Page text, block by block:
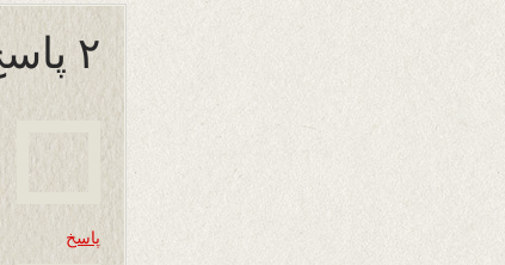
۲ پاسخ به “صدای بهاران”
پاسخ